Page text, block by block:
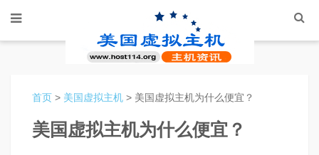
首页 > 美国虚拟主机 > 美国虚拟主机为什么便宜？
美国虚拟主机为什么便宜？